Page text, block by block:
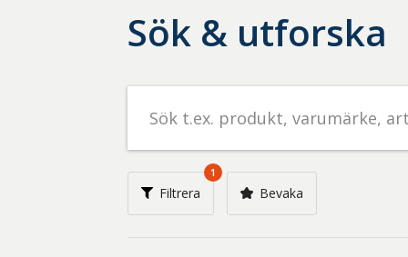
Sök & utforska
Sök
livsmedel
på
t.ex.
produkt,
varumärke,
Filtrera
1
Bevaka